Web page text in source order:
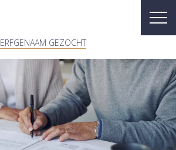
ERFGENAAM GEZOCHT